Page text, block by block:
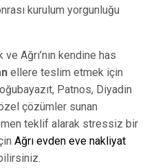
kurulum yorgunluğu
Ağrı’nın kendine has
ellere teslim etmek için
Patnos, Diyadin
çözümler sunan
teklif alarak stressiz bir
Ağrı evden eve nakliyat